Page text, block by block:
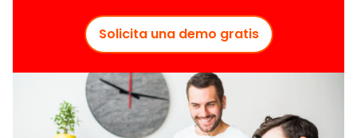
Solicita una demo gratis